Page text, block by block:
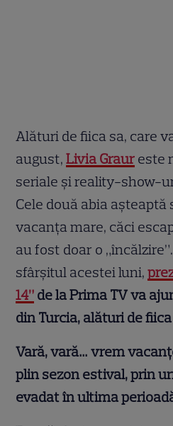
Alături de fiica sa, care
august,Livia Graur este
seriale și reality-show-
Cele două abia așteaptă
vacanța mare, căci
au fost doar o
sfârșitul acestei luni,
14” de la Prima TV va
din Turcia, alături de
Vară, vară… vrem
plin sezon estival, prin
evadat în ultima